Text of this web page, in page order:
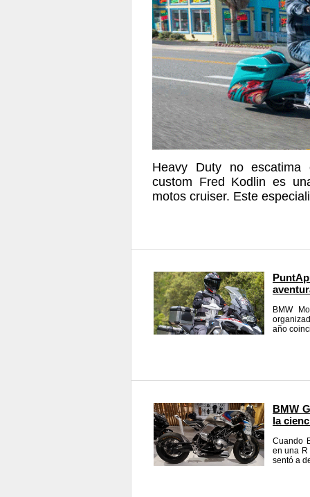
Heavy Duty no escatima
custom Fred Kodlin es
motos cruiser. Este
BMW
año
BMW
la
Cuando
en una R
sentó a